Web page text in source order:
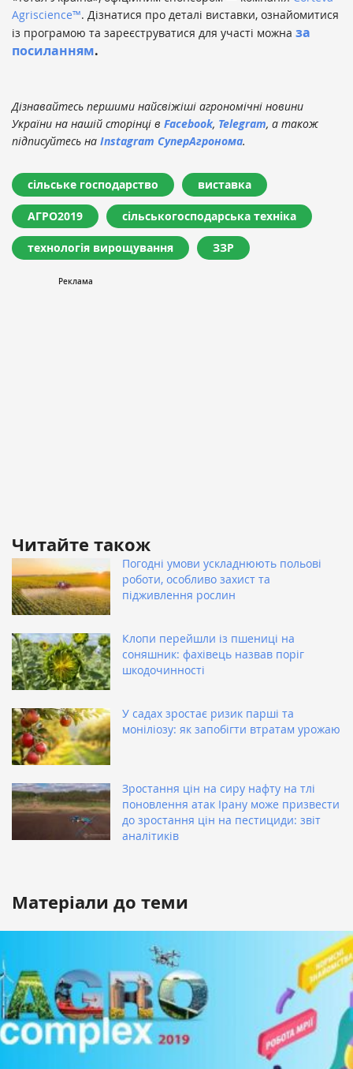
Agriscience™. Дізнатися про деталі виставки, ознайомитися
із програмою та зареєструватися для участі можна за
посиланням.
Дізнавайтесь першими найсвіжіші агрономічні новини
України на нашій сторінці в Facebook, Telegram, а також
підписуйтесь на Instagram СуперАгронома.
сільське господарство виставка
АГРО2019 сільськогосподарська техніка
технологія вирощування ЗЗР
Читайте також
Погодні умови ускладнюють польові
роботи, особливо захист та
підживлення рослин
Клопи перейшли із пшениці на
соняшник: фахівець назвав поріг
шкодочинності
У садах зростає ризик парші та
моніліозу: як запобігти втратам урожаю
Зростання цін на сиру нафту на тлі
поновлення атак Ірану може призвести
до зростання цін на пестициди: звіт
аналітиків
Матеріали до теми